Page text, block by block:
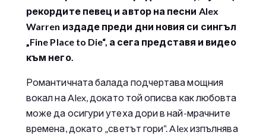
рекордите певец и автор на песни Alex
Warren издаде преди дни новия си сингъл
„Fine Place to Die“, а сега представя и видео
към него.
Романтичната балада подчертава мощния
вокал на Alex, докато той описва как любовта
може да осигури утеха дори в най-мрачните
времена, докато „светът гори“. Alex изпълнява